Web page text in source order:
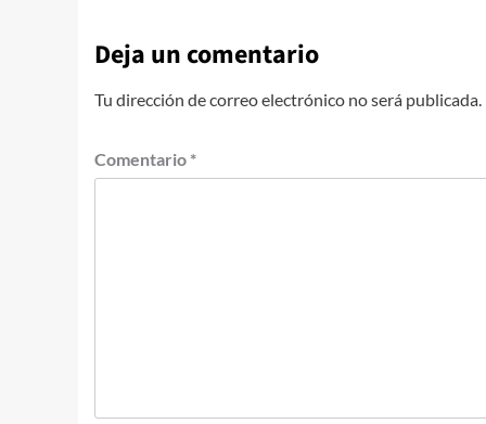
Deja un comentario
Tu dirección de correo electrónico no será publicada.
Comentario *